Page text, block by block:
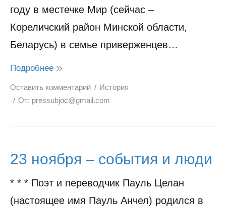
году в местечке Мир (сейчас –
Кореличский район Минской области,
Беларусь) в семье приверженцев…
Подробнее
Оставить комментарий
История
От: pressubjoc@gmail.com
23 ноября – события и люди
* * * Поэт и переводчик Пауль Целан
(настоящее имя Пауль Анчел) родился в